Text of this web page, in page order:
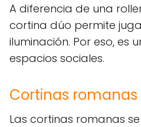
A diferencia de una
cortina dúo permite
iluminación. Por eso, es
espacios sociales.
Cortinas romanas
Las cortinas romanas